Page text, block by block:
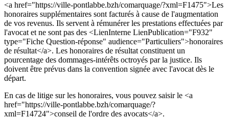
<a href="https://ville-pontlabbe.bzh/comarquage/?xml=F1475">Les
honoraires supplémentaires sont facturés à cause de l'augmentation
de vos revenus. Ils servent à rémunérer les prestations effectuées par
l'avocat et ne sont pas des <LienInterne LienPublication="F932"
type="Fiche Question-réponse" audience="Particuliers">honoraires
de résultat</a>. Les honoraires de résultat constituent un
pourcentage des dommages-intérêts octroyés par la justice. Ils
doivent être prévus dans la convention signée avec l'avocat dès le
départ.
En cas de litige sur les honoraires, vous pouvez saisir le <a
href="https://ville-pontlabbe.bzh/comarquage/?
xml=F14724">conseil de l'ordre des avocats</a>.